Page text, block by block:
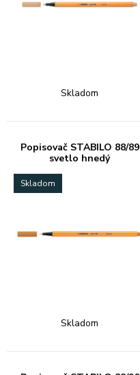
Skladom
Popisovač STABILO 88/89
svetlo hnedý
Skladom
Skladom